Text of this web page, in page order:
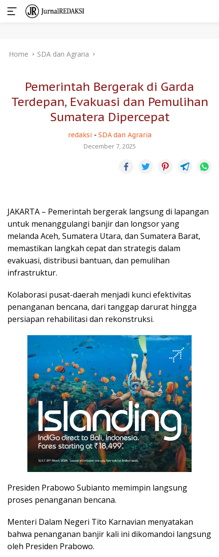
Home SDA dan Agraria
Pemerintah Bergerak di Garda
Terdepan, Evakuasi dan Pemulihan
Sumatera Dipercepat
redaksi - SDA dan Agraria
December 7, 2025
JAKARTA – Pemerintah bergerak langsung di lapangan
untuk menanggulangi banjir dan longsor yang
melanda Aceh, Sumatera Utara, dan Sumatera Barat,
memastikan langkah cepat dan strategis dalam
evakuasi, distribusi bantuan, dan pemulihan
infrastruktur.
Kolaborasi pusat-daerah menjadi kunci efektivitas
penanganan bencana, dari tanggap darurat hingga
persiapan rehabilitasi dan rekonstruksi.
Presiden Prabowo Subianto memimpin langsung
proses penanganan bencana.
Menteri Dalam Negeri Tito Karnavian menyatakan
bahwa penanganan banjir kali ini dikomandoi langsung
oleh Presiden Prabowo.